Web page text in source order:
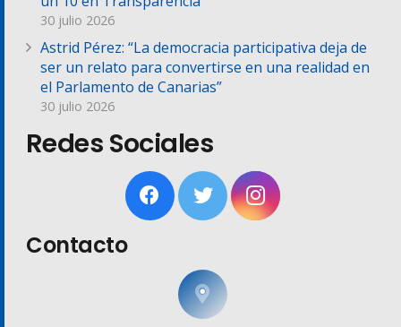
30 julio 2026
Astrid Pérez: “La democracia participativa deja de
ser un relato para convertirse en una realidad en
el Parlamento de Canarias”
30 julio 2026
Redes Sociales
Contacto